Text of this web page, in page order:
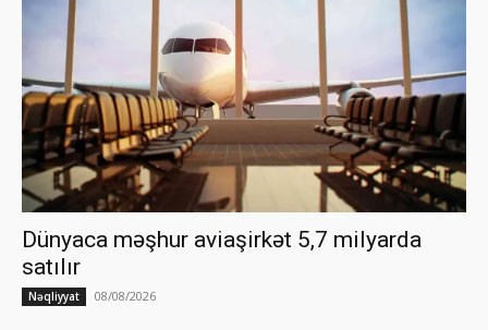
Dünyaca məşhur aviaşirkət 5,7 milyarda
satılır
Nəqliyyat 08/08/2026